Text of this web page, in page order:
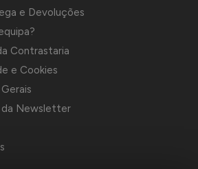
e Devoluções
Contrastaria
e Cookies
da Newsletter